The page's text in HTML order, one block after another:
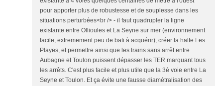
pour apporter plus de robustesse et de souplesse dans les
situations perturbées<br /> - il faut quadrupler la ligne
existante entre Ollioules et La Seyne sur mer (environnement
facile, extremement peu de bati à acquérir), créer la halte Les
Playes, et permettre ainsi que les trains sans arrêt entre
Aubagne et Toulon puissent dépasser les TER marquant tous
les arrêts. C'est plus facile et plus utile que la 3è voie entre La
Seyne et Toulon. Et ça évite une fausse diamétralisation des